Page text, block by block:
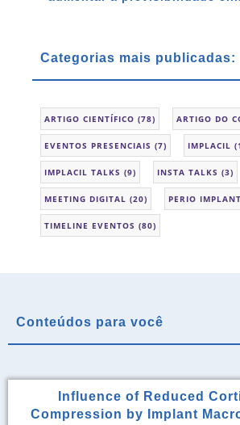
Categorias mais publicadas:
ARTIGO CIENTÍFICO (78) ARTIGO DO
EVENTOS PRESENCIAIS (7) IMPLACIL
IMPLACIL TALKS (9) INSTA TALKS (3)
MEETING DIGITAL (20) PERIO
TIMELINE EVENTOS (80)
Conteúdos para você
Influence of Reduced
Compression by Implant